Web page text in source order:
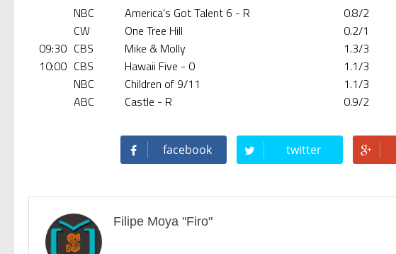
NBC
America’s Got Talent 6 - R 0.8/2
CW
One Tree Hill 0.2/1
09:30 CBS Mike & Molly 1.3/3
10:00 CBS Hawaii Five - 0 1.1/3
NBC
Children of 9/11 1.1/3
ABC
Castle - R 0.9/2
facebook twitter
Filipe Moya "Firo"